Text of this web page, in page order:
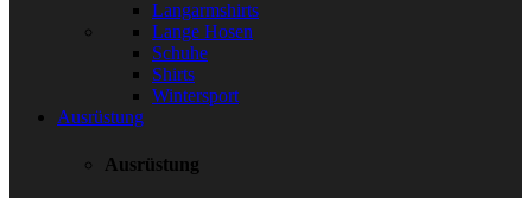
Langarmshirts
Lange Hosen
Schuhe
Shirts
Wintersport
Ausrüstung
Ausrüstung